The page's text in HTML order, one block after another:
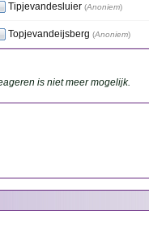
Tipjevandesluier (Anoniem)
Topjevandeijsberg (Anoniem)
is niet meer mogelijk.